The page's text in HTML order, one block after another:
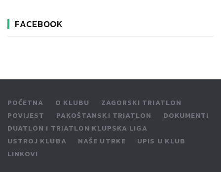
FACEBOOK
POČETNA O KLUBU
ZAGORSKI TRIATLON
POVIJEST
PAKOŠTANSKI TRIATLON
DOKUMENTI
DUATLON I TRIATLON KLUPSKA LIGA
USTROJ KLUBA
NAŠE UTRKE
UPIS U KLUB
LINKOVI